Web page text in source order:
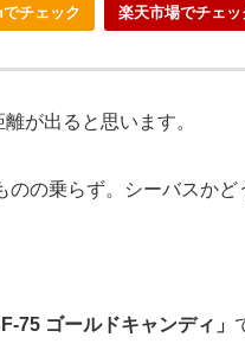
チェック 楽天市場でチェッ
が出ると思います。
の乗らず。シーバスかど
75 ゴールドキャンディ」